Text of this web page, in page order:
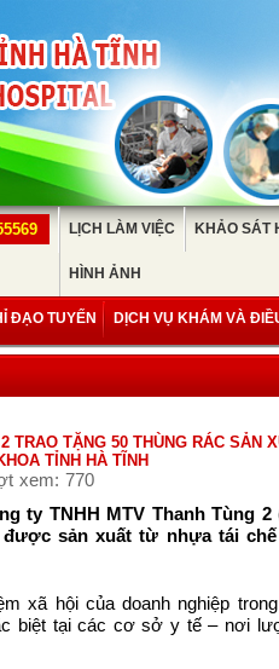
LỊCH LÀM VIỆC KHẢO SÁT
HÌNH ẢNH
ĐẠO TUYẾN DỊCH VỤ KHÁM VÀ
TRAO TẶNG 50 THÙNG RÁC SẢN
TỈNH HÀ TĨNH
xem: 770
ty TNHH MTV Thanh Tùng
sản xuất từ nhựa tái
xã hội của doanh nghiệp
biệt tại các cơ sở y tế – nơi